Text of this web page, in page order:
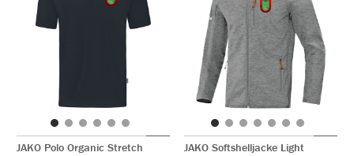
JAKO Polo Organic Stretch
JAKO Softshelljacke Light